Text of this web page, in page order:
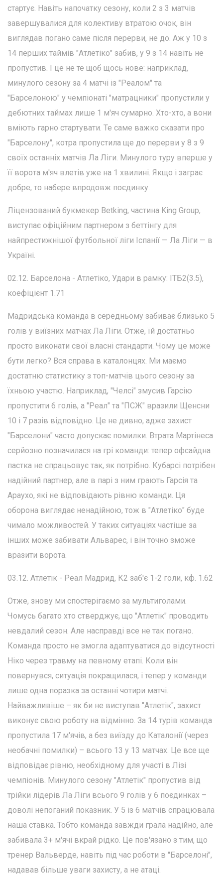
стартує. Навіть напочатку сезону, коли 2 з 3 матчів
завершувалися для колективу втратою очок, він
виглядав погано саме після перерви, не до. Аж у 10 з
14 перших таймів "Атлетіко" забив, у 9 з 14 навіть не
пропустив. І це не те щоб щось нове: наприклад,
минулого сезону за 4 матчі із "Реалом" та
"Барселоною" у чемпіонаті "матрацники" пропустили у
дебютних таймах лише 1 м'яч сумарно. Хто-хто, а вони
вміють гарно стартувати. Те саме важко сказати про
"Барселону", котра пропустила ще до перерви у 8 з 9
своїх останніх матчів Ла Ліги. Минулого туру вперше у
її ворота м'яч влетів уже на 1 хвилині. Якщо і заграє
добре, то набере впродовж поєдинку.
Ліцензований букмекер Betking, частина King Group,
виступає офіційним партнером з беттінгу для
найпрестижнішої футбольної ліги Іспанії — Ла Ліги — в
Україні.
02.12. Барселона - Атлетіко, Удари в рамку: ІТБ2(3.5),
коефіцієнт 1.71
Мадридська команда в середньому забиває близько 5
голів у виїзних матчах Ла Ліги. Отже, їй достатньо
просто виконати свої власні стандарти. Чому це може
бути легко? Вся справа в каталонцях. Ми маємо
достатню статистику з топ-матчів цього сезону за
їхньою участю. Наприклад, "Челсі" змусив Гарсію
пропустити 6 голів, а "Реал" та "ПСЖ" вразили Щенсни
10 і 7 разів відповідно. Це не дивно, адже захист
"Барселони" часто допускає помилки. Втрата Мартінеса
серйозно позначилася на грі команди: тепер офсайдна
пастка не спрацьовує так, як потрібно. Кубарсі потрібен
надійний партнер, але в парі з ним грають Гарсія та
Араухо, які не відповідають рівню команди. Ця
оборона виглядає ненадійною, тож в "Атлетіко" буде
чимало можливостей. У таких ситуаціях частіше за
інших може забивати Альварес, і він точно зможе
вразити ворота.
03.12. Атлетік - Реал Мадрид, К2 заб'є 1-2 голи, кф. 1.62
Отже, знову ми спостерігаємо за мультиголами.
Чомусь багато хто стверджує, що "Атлетік" проводить
невдалий сезон. Але насправді все не так погано.
Команда просто не змогла адаптуватися до відсутності
Ніко через травму на певному етапі. Коли він
повернувся, ситуація покращилася, і тепер у команди
лише одна поразка за останні чотири матчі.
Найважливіше – як би не виступав "Атлетік", захист
виконує свою роботу на відмінно. За 14 турів команда
пропустила 17 м'ячів, а без виїзду до Каталонії (через
необачні помилки) – всього 13 у 13 матчах. Це все ще
відповідає рівню, необхідному для участі в Лізі
чемпіонів. Минулого сезону "Атлетік" пропустив від
трійки лідерів Ла Ліги всього 9 голів у 6 поєдинках –
доволі непоганий показник. У 5 із 6 матчів спрацювала
наша ставка. Тобто команда завжди грала надійно, але
забивала 3+ м'ячі вкрай рідко. Це пов'язано з тим, що
тренер Вальверде, навіть під час роботи в "Барселоні",
надавав більше уваги захисту, а не атаці.